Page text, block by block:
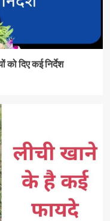
को दिए कई निर्देश